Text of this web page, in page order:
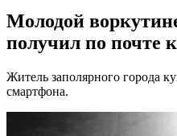
Молодой
получил по почте
Житель заполярного города
смартфона.